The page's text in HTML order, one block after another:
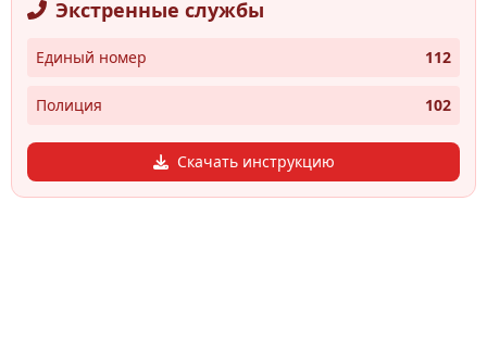
Экстренные службы
Единый номер 112
Полиция 102
Скачать инструкцию